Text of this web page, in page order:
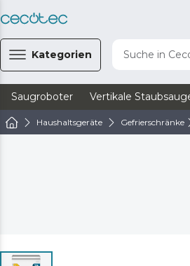
Kategorien Suche in
Saugroboter Vertikale
Haushaltsgeräte Gefrierschränke